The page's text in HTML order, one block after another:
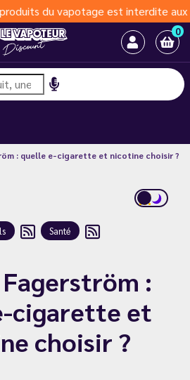
est interdite aux moins de
0
: quelle e-cigarette et nicotine choisir ?
Santé
:
cigarette et
choisir ?